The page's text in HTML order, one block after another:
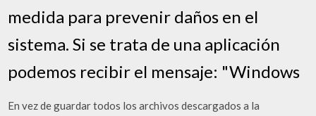
medida para prevenir daños en el
sistema. Si se trata de una aplicación
podemos recibir el mensaje: "Windows
En vez de guardar todos los archivos descargados a la